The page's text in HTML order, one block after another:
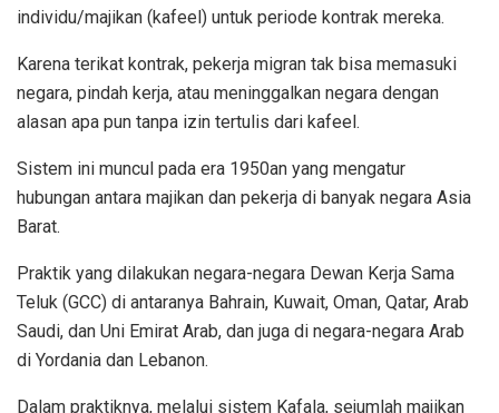
individu/majikan (kafeel) untuk periode kontrak mereka.
Karena terikat kontrak, pekerja migran tak bisa memasuki
negara, pindah kerja, atau meninggalkan negara dengan
alasan apa pun tanpa izin tertulis dari kafeel.
Sistem ini muncul pada era 1950an yang mengatur
hubungan antara majikan dan pekerja di banyak negara Asia
Barat.
Praktik yang dilakukan negara-negara Dewan Kerja Sama
Teluk (GCC) di antaranya Bahrain, Kuwait, Oman, Qatar, Arab
Saudi, dan Uni Emirat Arab, dan juga di negara-negara Arab
di Yordania dan Lebanon.
Dalam praktiknya, melalui sistem Kafala, sejumlah majikan